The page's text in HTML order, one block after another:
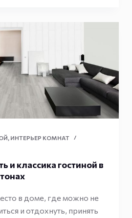
, ИНТЕРЬЕР КОМНАТ
и классика гостиной в
в доме, где можно не
и отдохнуть, принять